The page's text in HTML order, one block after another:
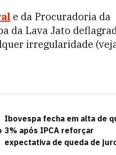
e da Procuradoria da
da Lava Jato
irregularidade
Ibovespa fecha em alta de
3% após IPCA reforçar
expectativa de queda de